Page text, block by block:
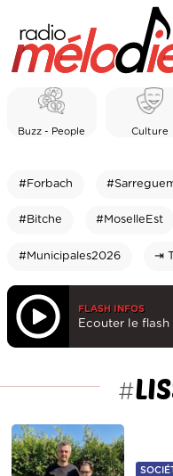
Buzz - People Culture
#Forbach
#Bitche #MoselleEst
#Municipales2026 ⇥
FLASH INFOS
Ecouter le
#